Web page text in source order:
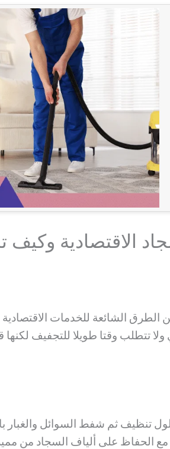
الاقتصادية وكيف
الشائعة للخدمات الاقتصادية
تتطلب وقتا طويلا للتجفيف
تنظيف ثم شفط السوائل والغبار
الحفاظ على ألياف السجاد من